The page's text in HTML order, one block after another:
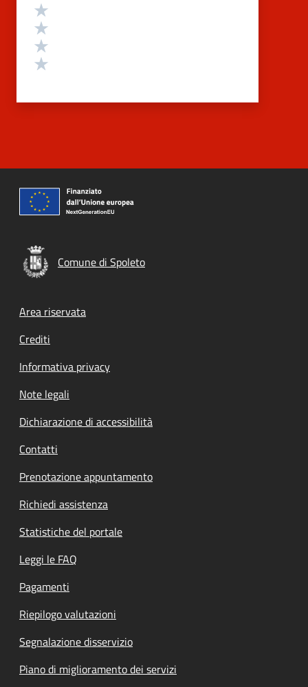
Comune di Spoleto
Footer menu
Area riservata
Crediti
Informativa privacy
Note legali
Dichiarazione di accessibilità
Contatti
Prenotazione appuntamento
Richiedi assistenza
Statistiche del portale
Leggi le FAQ
Pagamenti
Riepilogo valutazioni
Segnalazione disservizio
Piano di miglioramento dei servizi